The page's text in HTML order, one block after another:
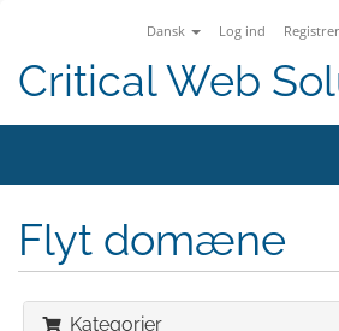
Dansk Log ind Registrer
Critical Web
Flyt domæne
Kategorier